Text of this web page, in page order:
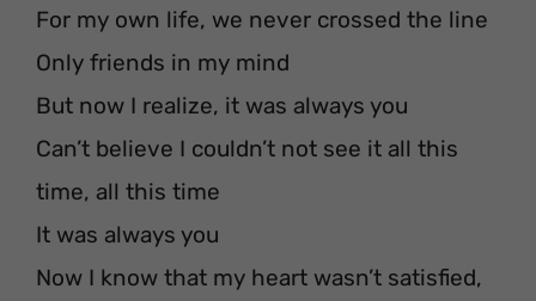
For my own life, we never crossed the line
Only friends in my mind
But now I realize, it was always you
Can’t believe I couldn’t not see it all this
time, all this time
It was always you
Now I know that my heart wasn’t satisfied,